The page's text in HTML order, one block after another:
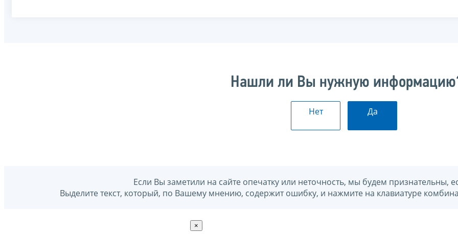
Нашли ли Вы нужную
Нет Да
Если Вы заметили на сайте опечатку или неточность, мы будем признательны,
Выделите текст, который, по Вашему мнению, содержит ошибку, и нажмите на клавиатуре
×